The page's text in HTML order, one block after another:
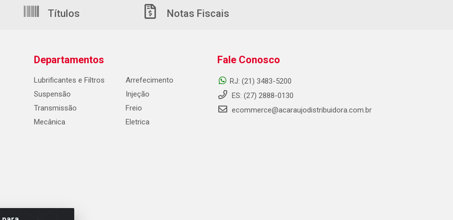
Títulos Notas Fiscais
Departamentos
Lubrificantes e Filtros
Suspensão
Transmissão
Mecânica
Arrefecimento
Injeção
Freio
Eletrica
Fale Conosco
RJ: (21) 3483-5200
ES: (27) 2888-0130
ecommerce@acaraujodistribuidora.com.br